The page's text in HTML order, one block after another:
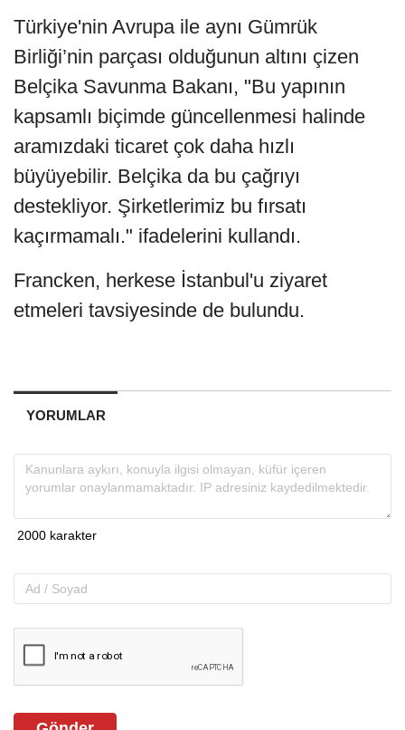
Türkiye'nin Avrupa ile aynı Gümrük
Birliği’nin parçası olduğunun altını çizen
Belçika Savunma Bakanı, "Bu yapının
kapsamlı biçimde güncellenmesi halinde
aramızdaki ticaret çok daha hızlı
büyüyebilir. Belçika da bu çağrıyı
destekliyor. Şirketlerimiz bu fırsatı
kaçırmamalı." ifadelerini kullandı.
Francken, herkese İstanbul'u ziyaret
etmeleri tavsiyesinde de bulundu.
YORUMLAR